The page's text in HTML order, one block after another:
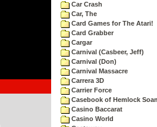
Car Crash
Car, The
Card Games for The Atari!
Card Grabber
Cargar
Carnival (Casbeer, Jeff)
Carnival (Don)
Carnival Massacre
Carrera 3D
Carrier Force
Casebook of Hemlock
Casino Baccarat
Casino World